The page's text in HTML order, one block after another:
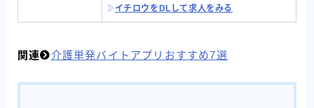
イチロウをDLして求人をみる
関連 介護単発バイトアプリおすすめ7選